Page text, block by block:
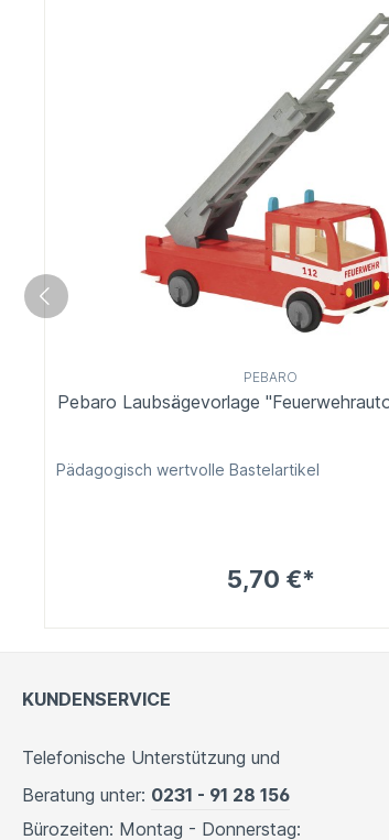
PEBARO
Pebaro Laubsägevorlage
Pädagogisch wertvolle Bastelartikel
5,70 €*
KUNDENSERVICE
Telefonische Unterstützung und
Beratung unter: 0231 - 91 28 156
Bürozeiten: Montag - Donnerstag: